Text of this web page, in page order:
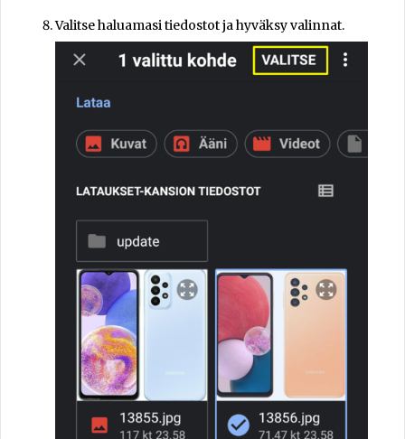
Valitse haluamasi tiedostot ja hyväksy valinnat.